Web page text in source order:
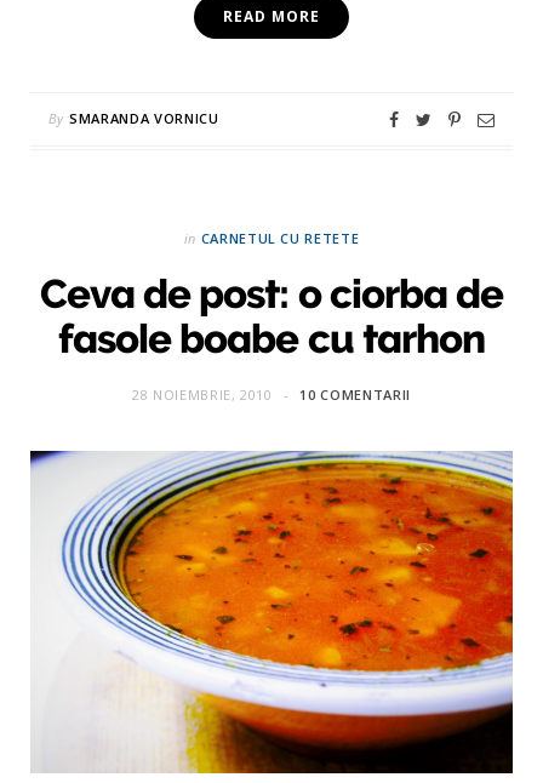
READ MORE
By SMARANDA VORNICU
in CARNETUL CU RETETE
Ceva de post: o ciorba de
fasole boabe cu tarhon
28 NOIEMBRIE, 2010 10 COMENTARII